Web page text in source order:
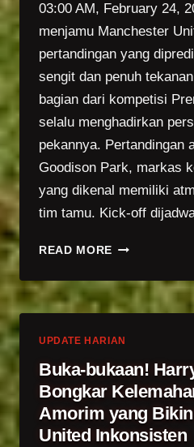
03:00 AM, February 24,
menjamu Manchester
pertandingan yang
sengit dan penuh
bagian dari kompetisi
selalu menghadirkan
pekannya. Pertandingan
Goodison Park, markas
yang dikenal memiliki
tim tamu. Kick-off
READ MORE MANCHESTER
|
STATISTIK
VS
UNITED
UPDATE HARIAN
Buka-bukaan!
Bongkar
Amorim yang
United Inkonsisten